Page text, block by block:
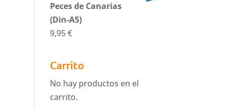
Peces de Canarias
(Din-A5)
9,95€
Carrito
No hay productos en el
carrito.